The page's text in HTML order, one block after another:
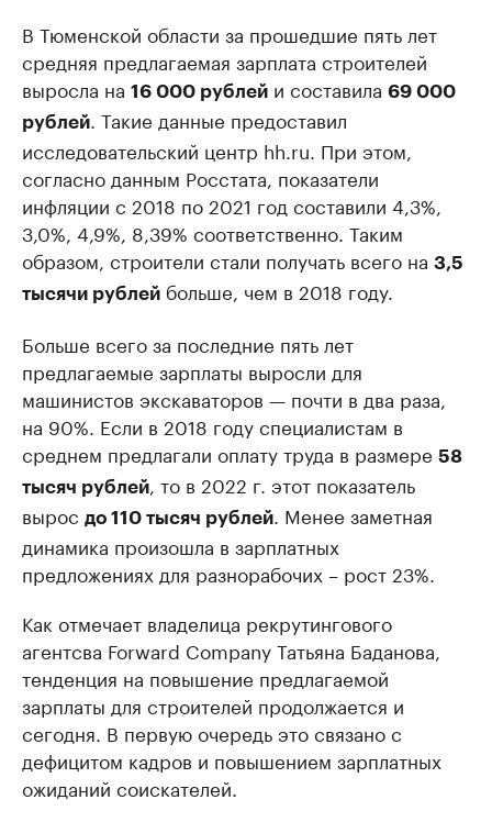
В Тюменской области за прошедшие пять лет
средняя предлагаемая зарплата строителей
выросла на 16 000 рублей и составила 69 000
рублей . Такие данные предоставил
исследовательский центр hh.ru. При этом,
согласно данным Росстата, показатели
инфляции с 2018 по 2021 год составили 4,3%,
3,0%, 4,9%, 8,39% соответственно. Таким
образом, строители стали получать всего на 3,5
тысячи рублей больше, чем в 2018 году.
Больше всего за последние пять лет
предлагаемые зарплаты выросли для
машинистов экскаваторов — почти в два раза,
на 90%. Если в 2018 году специалистам в
среднем предлагали оплату труда в размере 58
тысяч рублей , то в 2022 г. этот показатель
вырос до 110 тысяч рублей
. Менее заметная
динамика произошла в зарплатных
предложениях для разнорабочих – рост 23%.
Как отмечает владелица рекрутингового
агентсва Forward Company Татьяна Баданова,
тенденция на повышение предлагаемой
зарплаты для строителей продолжается и
сегодня. В первую очередь это связано с
дефицитом кадров и повышением зарплатных
ожиданий соискателей.